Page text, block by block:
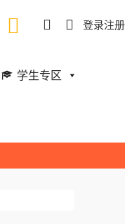
登录注册
学生专区